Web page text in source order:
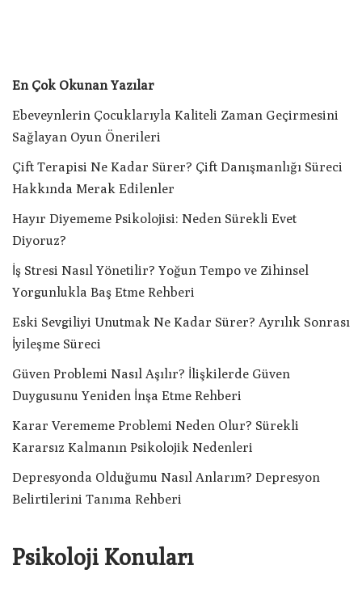
En Çok Okunan Yazılar
Ebeveynlerin Çocuklarıyla Kaliteli Zaman Geçirmesini
Sağlayan Oyun Önerileri
Çift Terapisi Ne Kadar Sürer? Çift Danışmanlığı Süreci
Hakkında Merak Edilenler
Hayır Diyememe Psikolojisi: Neden Sürekli Evet
Diyoruz?
İş Stresi Nasıl Yönetilir? Yoğun Tempo ve Zihinsel
Yorgunlukla Baş Etme Rehberi
Eski Sevgiliyi Unutmak Ne Kadar Sürer? Ayrılık Sonrası
İyileşme Süreci
Güven Problemi Nasıl Aşılır? İlişkilerde Güven
Duygusunu Yeniden İnşa Etme Rehberi
Karar Verememe Problemi Neden Olur? Sürekli
Kararsız Kalmanın Psikolojik Nedenleri
Depresyonda Olduğumu Nasıl Anlarım? Depresyon
Belirtilerini Tanıma Rehberi
Psikoloji Konuları